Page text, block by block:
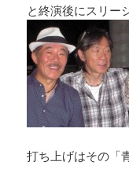
と終演後にスリー
打ち上げはその「